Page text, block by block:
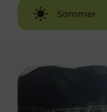
Sommer
Winter